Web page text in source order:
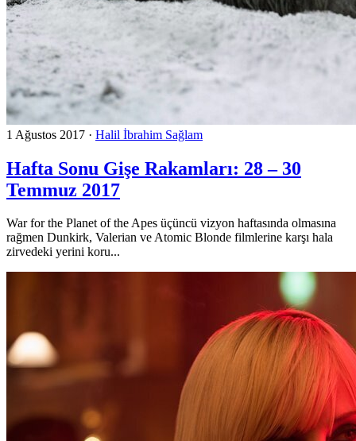
1 Ağustos 2017 · Halil İbrahim Sağlam
Hafta Sonu Gişe Rakamları: 28 – 30
Temmuz 2017
War for the Planet of the Apes üçüncü vizyon haftasında olmasına
rağmen Dunkirk, Valerian ve Atomic Blonde filmlerine karşı hala
zirvedeki yerini koru...